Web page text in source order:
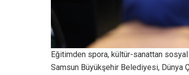
Eğitimden spora, kültür-sanattan
Samsun Büyükşehir Belediyesi, Dünya